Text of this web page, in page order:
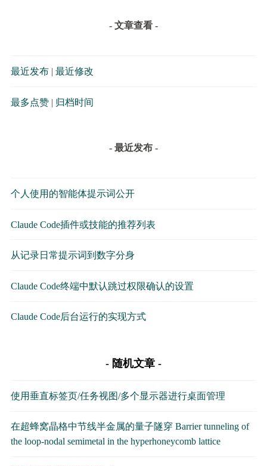
- 文章查看 -
最近发布| 最近修改
最多点赞| 归档时间
- 最近发布 -
个人使用的智能体提示词公开
Claude Code插件或技能的推荐列表
从记录日常提示词到数字分身
Claude Code终端中默认跳过权限确认的设置
Claude Code后台运行的实现方式
随机文章
使用垂直标签页/任务视图/多个显示器进行桌面管理
在超蜂窝晶格中节线半金属的量子隧穿 Barrier tunneling of
the loop-nodal semimetal in the hyperhoneycomb lattice